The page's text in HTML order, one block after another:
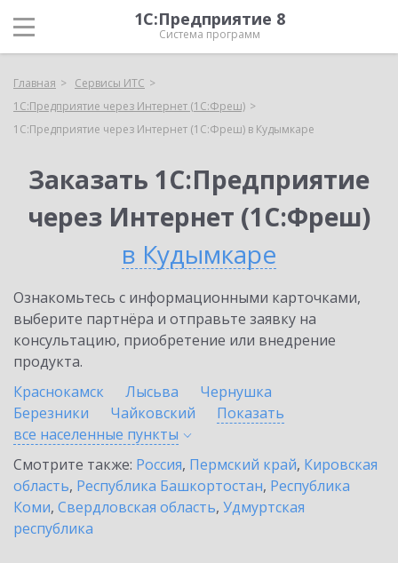
1С:Предприятие 8
Система программ
Главная
Сервисы ИТС
1С:Предприятие через Интернет (1С:Фреш)
1С:Предприятие через Интернет (1С:Фреш) в Кудымкаре
Заказать 1С:Предприятие
через Интернет (1С:Фреш)
в Кудымкаре
Ознакомьтесь с информационными карточками,
выберите партнёра и отправьте заявку на
консультацию, приобретение или внедрение
продукта.
Краснокамск
Лысьва
Чернушка
Березники
Чайковский
Показать
все населенные пункты
Смотрите также: Россия, Пермский край, Кировская
область, Республика Башкортостан, Республика
Коми, Свердловская область, Удмуртская
республика